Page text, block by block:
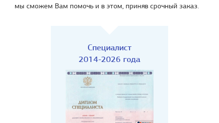
мы сможем Вам помочь и в этом, приняв срочный заказ.
Специалист
2014-2026 года